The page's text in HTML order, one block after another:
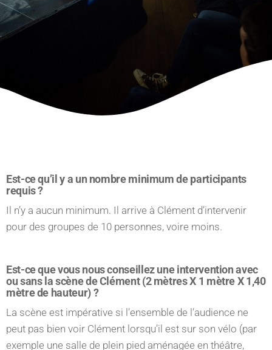
Est-ce qu’il y a un nombre minimum de participants
requis ?
Il n’y a aucun minimum. Il arrive à Clément d’intervenir
pour des groupes de 10 personnes, voire moins.
Est-ce que vous nous conseillez une intervention avec
ou sans la scène de Clément (2 mètres X 1 mètre X 1,40
mètre de hauteur) ?
La scène est impérative si l’ensemble de l’audience ne
peut pas bien voir Clément lorsqu’il est sur son vélo (par
exemple une salle de plein pied aménagée en théâtre,